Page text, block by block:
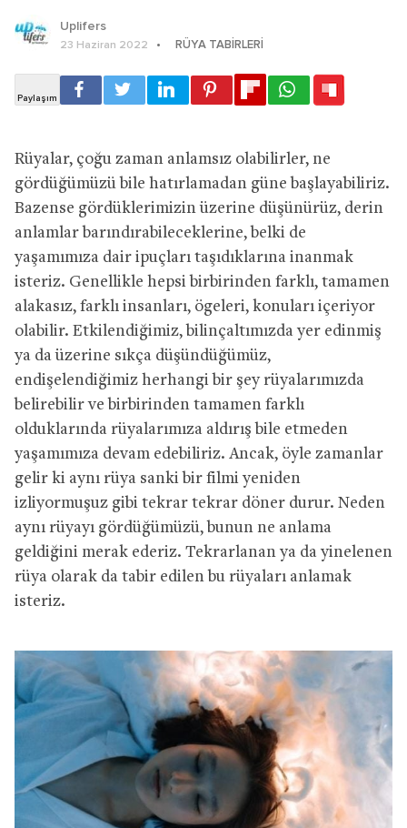
Uplifers
23 Haziran 2022 RÜYA TABIRLERI
Rüyalar, çoğu zaman anlamsız olabilirler, ne
gördüğümüzü bile hatırlamadan güne başlayabiliriz.
Bazense gördüklerimizin üzerine düşünürüz, derin
anlamlar barındırabileceklerine, belki de
yaşamımıza dair ipuçları taşıdıklarına inanmak
isteriz. Genellikle hepsi birbirinden farklı, tamamen
alakasız, farklı insanları, ögeleri, konuları içeriyor
olabilir. Etkilendiğimiz, bilinçaltımızda yer edinmiş
ya da üzerine sıkça düşündüğümüz,
endişelendiğimiz herhangi bir şey rüyalarımızda
belirebilir ve birbirinden tamamen farklı
olduklarında rüyalarımıza aldırış bile etmeden
yaşamımıza devam edebiliriz. Ancak, öyle zamanlar
gelir ki aynı rüya sanki bir filmi yeniden
izliyormuşuz gibi tekrar tekrar döner durur. Neden
aynı rüyayı gördüğümüzü, bunun ne anlama
geldiğini merak ederiz. Tekrarlanan ya da yinelenen
rüya olarak da tabir edilen bu rüyaları anlamak
isteriz.